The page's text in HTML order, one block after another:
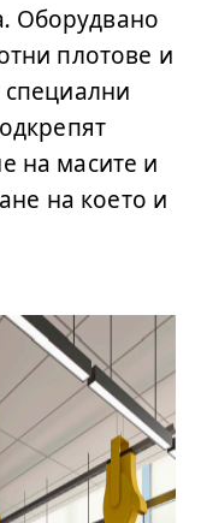
Оборудвано
плотове и
на масите и
на което и